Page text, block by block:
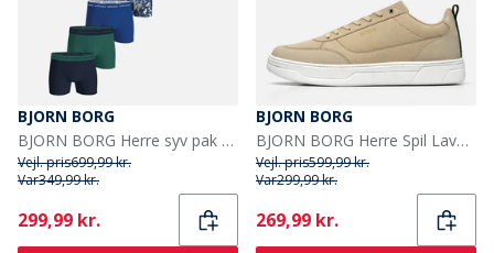
BJORN BORG
BJORN BORG Herre syv pak bomuld stretch boxers Multipack 3
Vejl. pris699,99 kr.
Var349,99 kr.
Current
299,99 kr.
BJORN BORG
BJORN BORG Herre Spil Lave Sneakers Beige
Vejl. pris599,99 kr.
Var299,99 kr.
Current
269,99 kr.